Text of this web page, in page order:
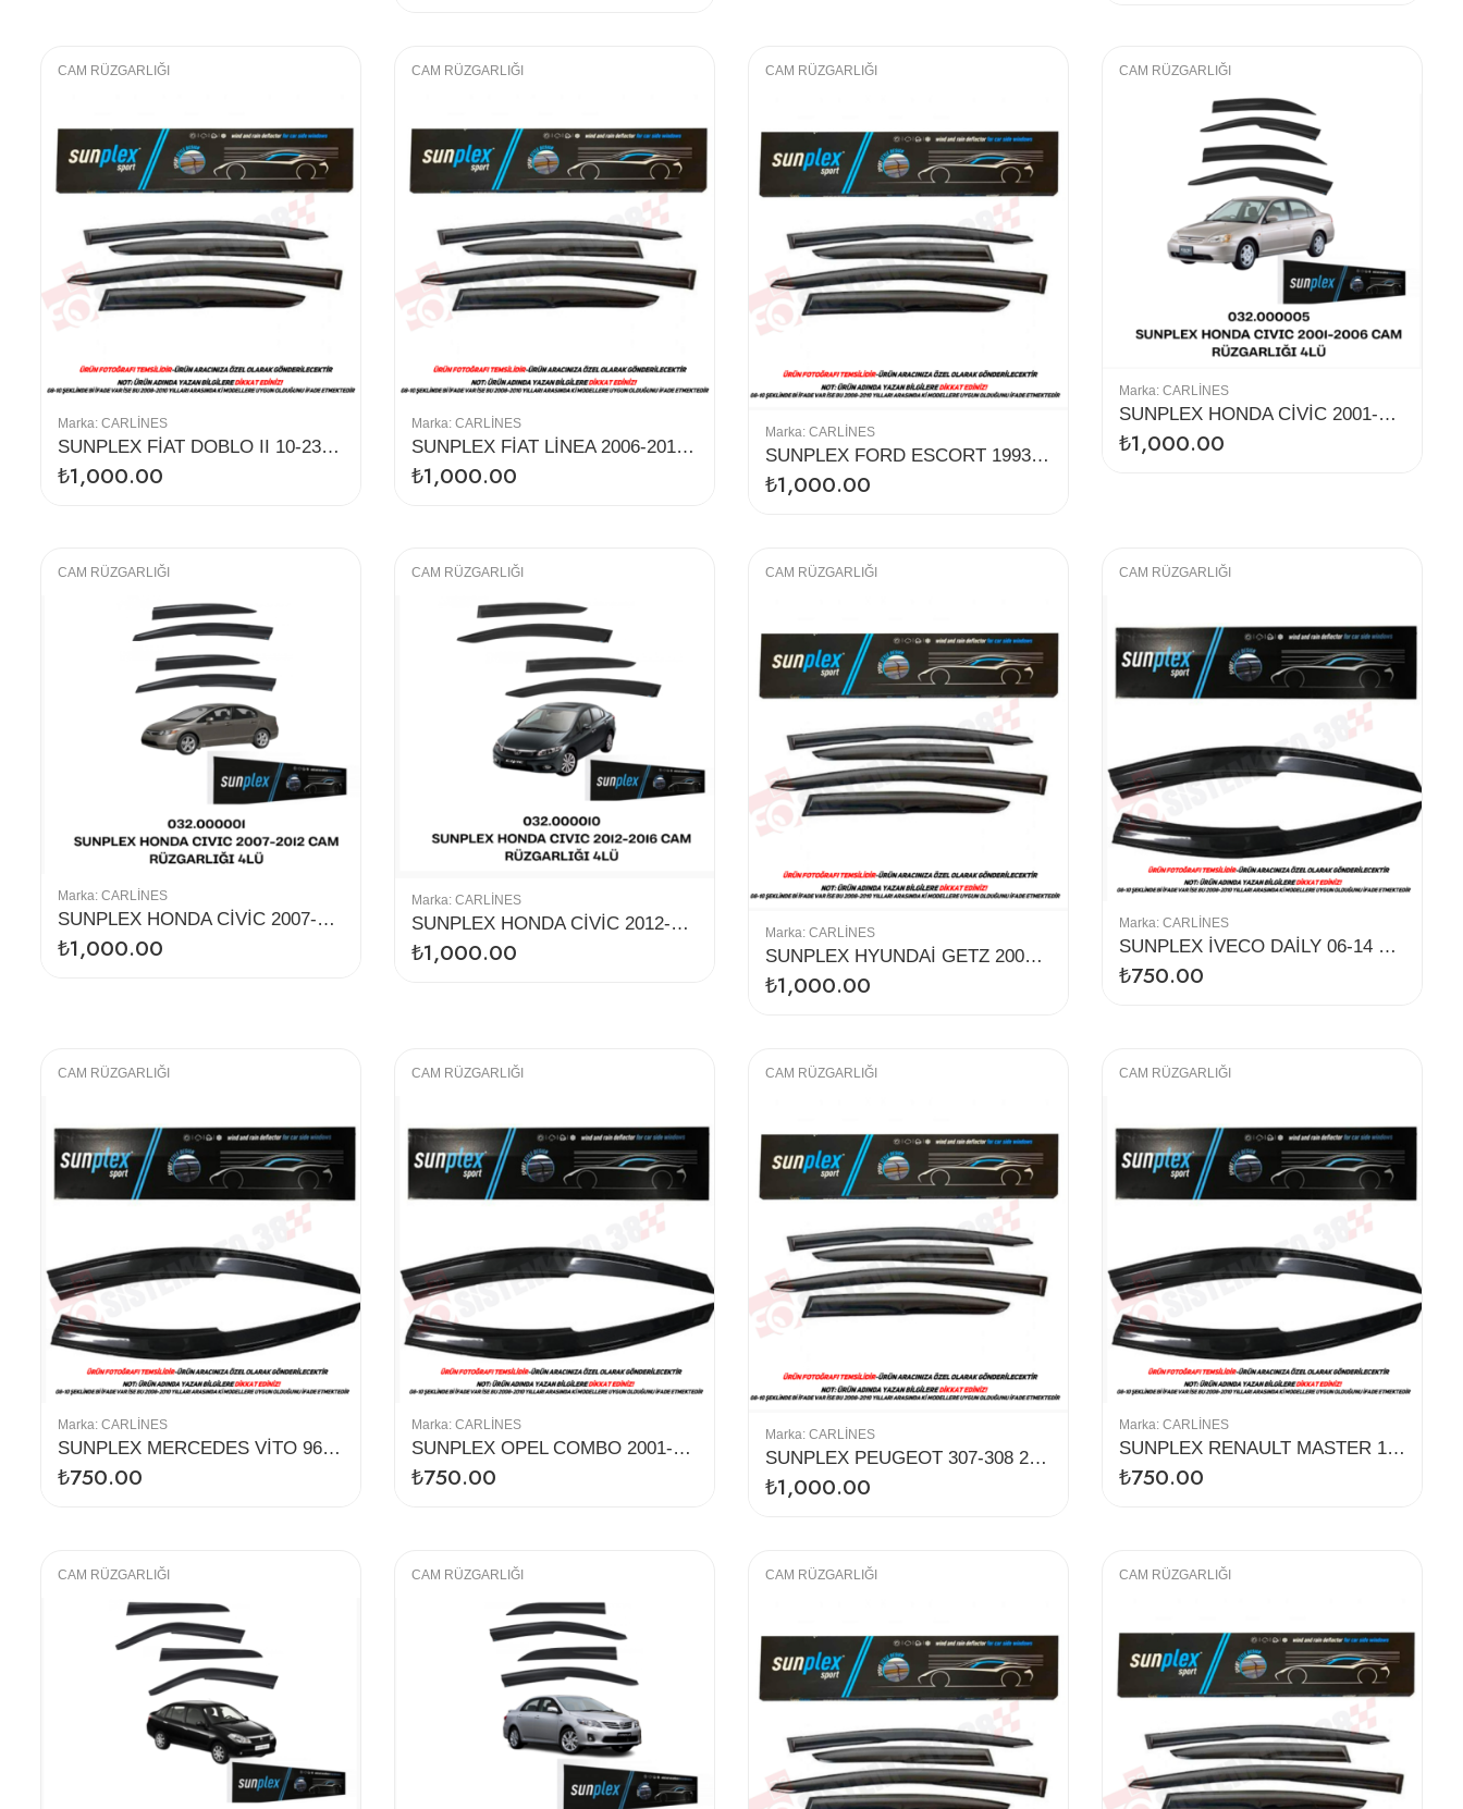
CAM RÜZGARLIĞI
Marka: CARLINES
SUNPLEX FİAT DOBLO II 10-23 CAM RÜZGARLIĞI 4LÜ
₺1,000.00
CAM RÜZGARLIĞI
Marka: CARLINES
SUNPLEX FİAT LİNEA 2006-2015 CAM RÜZGARLIĞI 4LÜ
₺1,000.00
CAM RÜZGARLIĞI
Marka: CARLINES
SUNPLEX FORD ESCORT 1993-2000 CAM RÜZGARLIĞI 4LÜ
₺1,000.00
CAM RÜZGARLIĞI
Marka: CARLINES
SUNPLEX HONDA CİVİC 2001-2006 CAM RÜZGARLIĞI 4LÜ
₺1,000.00
CAM RÜZGARLIĞI
Marka: CARLINES
SUNPLEX HONDA CİVİC 2007-2012 CAM RÜZGARLIĞI 4LÜ
₺1,000.00
CAM RÜZGARLIĞI
Marka: CARLINES
SUNPLEX HONDA CİVİC 2012-2016 CAM RÜZGARLIĞI 4LÜ
₺1,000.00
CAM RÜZGARLIĞI
Marka: CARLINES
SUNPLEX HYUNDAİ GETZ 2002-2011 CAM RÜZGARLIĞI 4LÜ
₺1,000.00
CAM RÜZGARLIĞI
Marka: CARLINES
SUNPLEX İVECO DAİLY 06-14 CAM RÜZGARLIĞI 2Lİ
₺750.00
CAM RÜZGARLIĞI
Marka: CARLINES
SUNPLEX MERCEDES VİTO 96-03 CAM RÜZGARLIĞI 2Lİ
₺750.00
CAM RÜZGARLIĞI
Marka: CARLINES
SUNPLEX OPEL COMBO 2001-2012 CAM RÜZGARLIĞI 2Lİ
₺750.00
CAM RÜZGARLIĞI
Marka: CARLINES
SUNPLEX PEUGEOT 307-308 2000+ CAM RÜZGARLIĞI 4LÜ
₺1,000.00
CAM RÜZGARLIĞI
Marka: CARLINES
SUNPLEX RENAULT MASTER 10-24 CAM RÜZGARLIĞI 2Lİ
₺750.00
CAM RÜZGARLIĞI CAM RÜZGARLIĞI CAM RÜZGARLIĞI CAM RÜZGARLIĞI